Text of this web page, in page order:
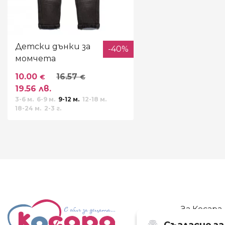
Детски дънки за
момчета
-40%
10.00 €
19.56 лв.
16.57€
3-6 м. 6-9 м. 9-12 м. 12-18 м.
18-24 м. 2-3 г.
За Косара